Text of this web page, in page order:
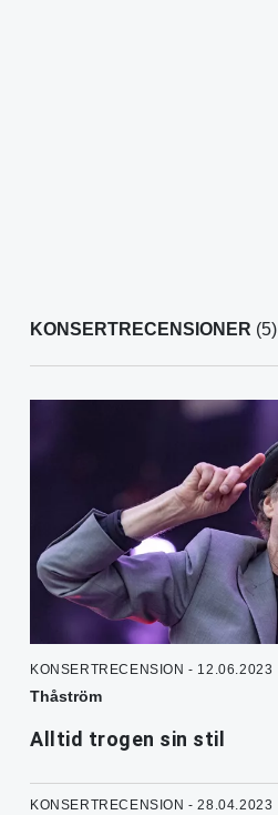
KONSERTRECENSIONER (5)
KONSERTRECENSION - 12.06.2023
Thåström
Alltid trogen sin stil
KONSERTRECENSION - 28.04.2023